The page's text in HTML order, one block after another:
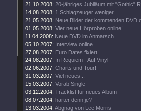
21.10.2008: 20-jähriges Jubiläum mit "Gothic"
14.08.2008: 1 Schlagzeuger weniger...
21.05.2008: Neue Bilder der kommenden DVD
01.05.2008: Vier neue Hörproben online!
11.04.2008: Neue DVD im Anmarsch.
05.10.2007: Interview online
27.08.2007: Euro Dates fixiert!
24.08.2007: In Requiem - Auf Vinyl
02.06.2007: Charts und Tour!
31.03.2007: Viel neues...
15.03.2007: Vorab Single
03.12.2004: Tracklist für neues Album
08.07.2004: härter denn je?
13.03.2004: Abgnag von Lee Morris